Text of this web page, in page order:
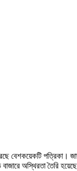
বেশকয়েকটি পত্রিকা।
অস্থিরতা তৈরি